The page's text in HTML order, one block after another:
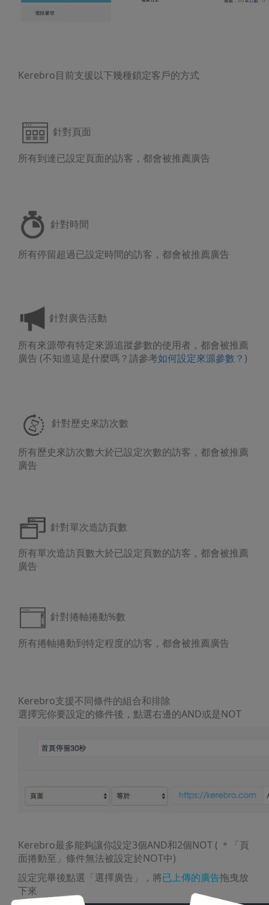
Kerebro目前支援以下幾種鎖定客戶的方式
針對頁面
所有到達已設定頁面的訪客，都會被推薦廣告
針對時間
所有停留超過已設定時間的訪客，都會被推薦廣告
針對廣告活動
所有來源帶有特定來源追蹤參數的使用者，都會被推薦
廣告 (不知道這是什麼嗎？請參考如何設定來源參數？ )
針對歷史來訪次數
所有歷史來訪次數大於已設定次數的訪客，都會被推薦
廣告
針對單次造訪頁數
所有單次造訪頁數大於已設定頁數的訪客，都會被推薦
廣告
針對捲軸捲動%數
所有捲軸捲動到特定程度的訪客，都會被推薦廣告
Kerebro支援不同條件的組合和排除
選擇完你要設定的條件後，點選右邊的AND或是NOT
Kerebro最多能夠讓你設定3個AND和2個NOT ( ＊「頁
面捲動至」條件無法被設定於NOT中)
設定完畢後點選「選擇廣告」，將已上傳的廣告拖曳放
下來